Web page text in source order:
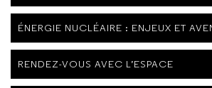
ÉNERGIE NUCLÉAIRE : ENJEUX ET
RENDEZ-VOUS AVEC L’ESPACE